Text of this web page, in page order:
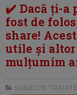
✔️ Dacă ți-a
fost de
share!
utile și
mulțumim
SUBIECTE